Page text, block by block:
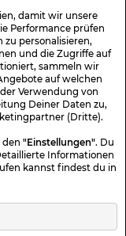
damit wir unsere
Performance prüfen
personalisieren,
und die Zugriffe auf
sammeln wir
auf welchen
Verwendung von
Deiner Daten zu,
(Dritte).
den "Einstellungen". Du
Informationen
kannst findest du in
Die durchgestrichenen